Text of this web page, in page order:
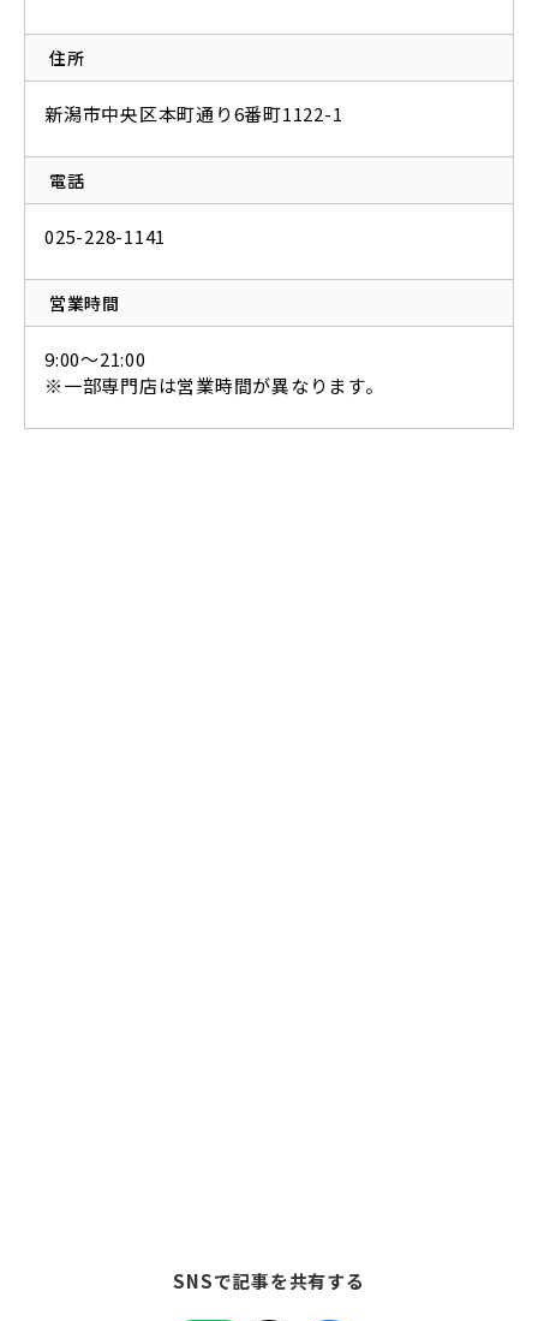
住所
新潟市中央区本町通り6番町1122-1
電話
025-228-1141
営業時間
9:00～21:00
※一部専門店は営業時間が異なります。
SNSで記事を共有する